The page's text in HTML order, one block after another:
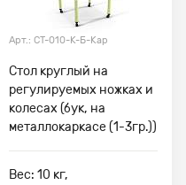
Арт.: СТ-010-К-Б-Кар
Стол круглый на
регулируемых ножках и
колесах (бук, на
металлокаркасе (1-3гр.))
Вес: 10 кг,